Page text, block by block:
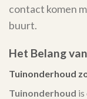
contact komen
buurt.
Het Belang
Tuinonderhoud
Tuinonderhoud is